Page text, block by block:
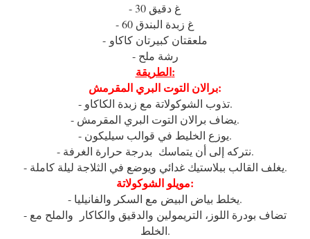
- 30 غ دقيق
- 60 غ زبدة البندق
- ملعقتان كبيرتان كاكاو
- رشة ملح
الطريقة:
برالان التوت البري المقرمش:
- تذوب الشوكولاتة مع زبدة الكاكاو.
- يضاف برالان التوت البري المقرمش.
- يوزع الخليط في قوالب سيليكون.
- نتركه إلى أن يتماسك بدرجة حرارة الغرفة.
- يغلف القالب ببلاستيك غدائي ويوضع في الثلاجة ليلة كاملة.
مويلو الشوكولاتة:
- يخلط بياض البيض مع السكر والفانيليا.
- تضاف بودرة اللوز، التريمولين والدقيق والكاكار والملح مع
الخلط.